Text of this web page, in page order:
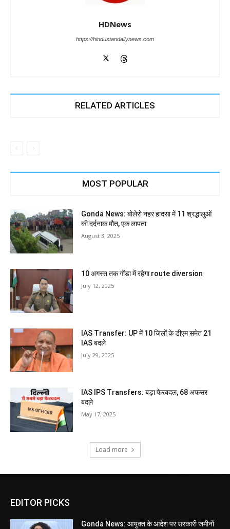
HDNews
https://hindustandailynews.com
RELATED ARTICLES
MOST POPULAR
Gonda News: बोलेरो नहर हादसा में 11 श्रद्धालुओं
की दर्दनाक मौत, एक लापता
August 3, 2025
10 अगस्त तक गोंडा में रहेगा route diversion
July 12, 2025
IAS Transfer: UP में 10 जिलों के डीएम समेत 21
IAS बदले
July 29, 2025
IAS IPS Transfers: बड़ा फेरबदल, 68 अफसर
बदले
May 17, 2025
Load more
EDITOR PICKS
Gonda News: आयुक्त के आदेश पर सरकारी जमीनों